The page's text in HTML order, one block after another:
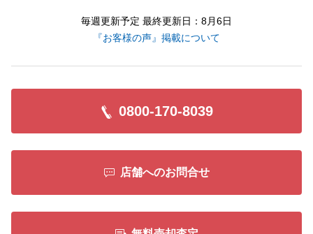
毎週更新予定 最終更新日：8月6日
『お客様の声』掲載について
0800-170-8039
店舗へのお問合せ